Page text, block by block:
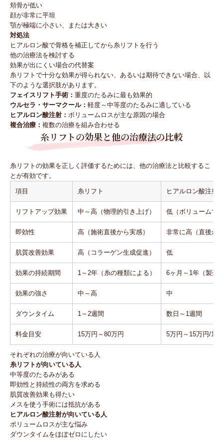
頬骨が低い
顔が非常に平坦
顎が極端に小さい、または大きい
対処法
ヒアルロン酸で骨格を補正してから糸リフトを行う
他の治療法を検討する
効果が出にくい場合の代替案
糸リフトで十分な効果が得られない、あるいは期待できない場合、以
下のような選択肢があります。
フェイスリフト手術： 重度のたるみに最も効果的
ウルセラ・サーマクール： 軽度～中等度のたるみに適している
ヒアルロン酸注射： ボリュームロスが主な原因の場合
複合治療： 複数の治療を組み合わせる
糸リフトの効果と他の治療法の比較
糸リフトの効果を正しく評価するためには、他の治療法と比較するこ
とが有効です。
項目 糸リフト ヒアルロン酸注射
リフトアップ効果 中～高（物理的引き上げ） 低（ボリュームで
即効性 高（施術直後から実感） 非常に高（直後か
肌質改善効果 高（コラーゲン生成促進） 低
効果の持続期間 1～2年（糸の種類による） 6ヶ月～1年（製剤
効果の強さ 中～高 中
ダウンタイム 1～2週間 数日～1週間
料金目安 15万円～80万円 5万円～15万円/1cc
それぞれの治療が向いている人
糸リフトが向いている人
中等度のたるみがある
即効性と持続性の両方を求める
肌質改善効果も得たい
メスを使う手術には抵抗がある
ヒアルロン酸注射が向いている人
ボリュームロスが主な悩み
ダウンタイムをほぼゼロにしたい